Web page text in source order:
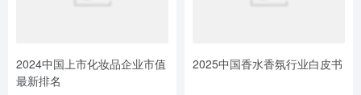
2024中国上市化妆品企业市值
最新排名
2025中国香水香氛行业白皮书